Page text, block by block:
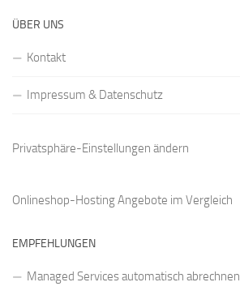
ÜBER UNS
Kontakt
Impressum & Datenschutz
Privatsphäre-Einstellungen ändern
Onlineshop-Hosting Angebote im Vergleich
EMPFEHLUNGEN
Managed Services automatisch abrechnen